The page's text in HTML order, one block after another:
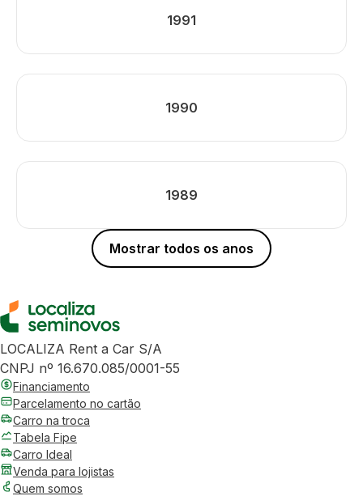
1991
1990
1989
Mostrar todos os anos
LOCALIZA Rent a Car S/A
CNPJ nº 16.670.085/0001-55
Financiamento
Parcelamento no cartão
Carro na troca
Tabela Fipe
Carro Ideal
Venda para lojistas
Quem somos